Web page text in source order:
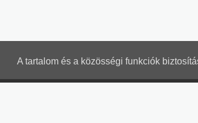
A tartalom és a közösségi funkciók